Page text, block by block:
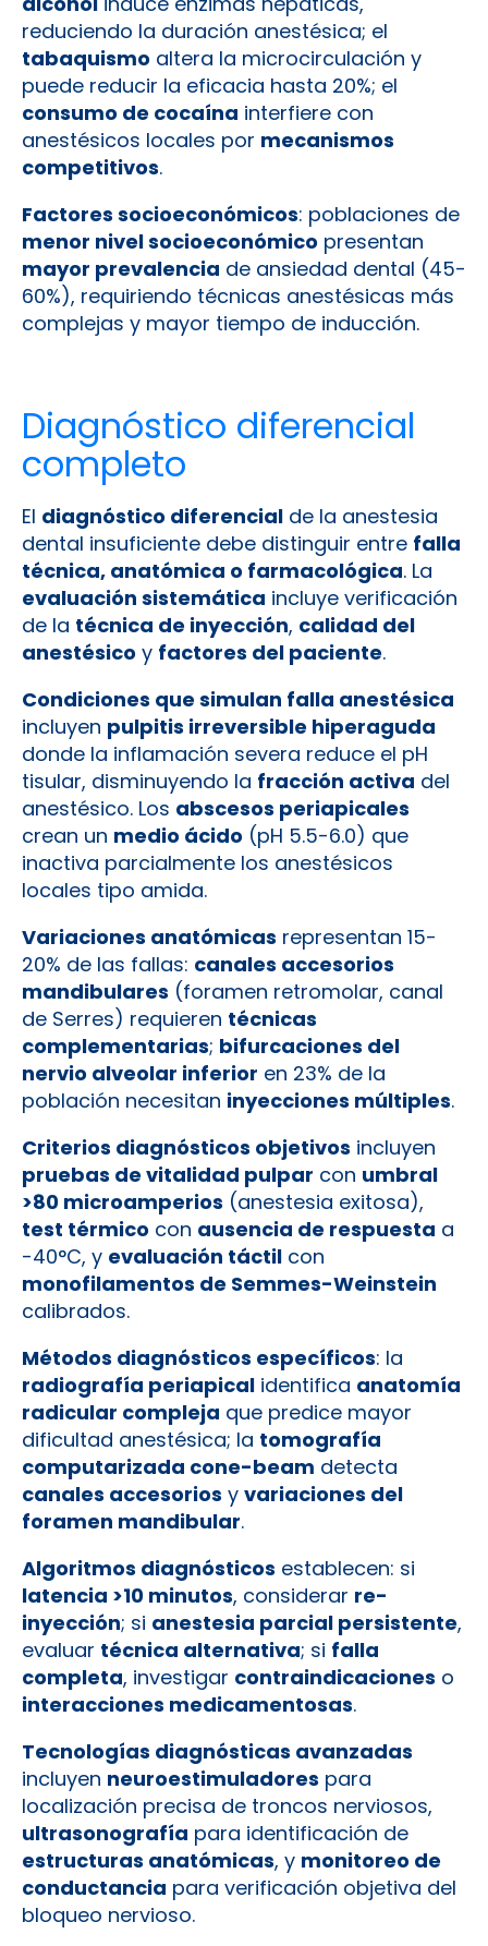
reduciendo la duración anestésica; el
tabaquismo altera la microcirculación y
puede reducir la eficacia hasta 20%; el
consumo de cocaína interfiere con
anestésicos locales por mecanismos
competitivos.
Factores socioeconómicos: poblaciones de
menor nivel socioeconómico presentan
mayor prevalencia de ansiedad dental (45-
60%), requiriendo técnicas anestésicas más
complejas y mayor tiempo de inducción.
Diagnóstico diferencial
completo
El diagnóstico diferencial de la anestesia
dental insuficiente debe distinguir entre falla
técnica, anatómica o farmacológica. La
evaluación sistemática incluye verificación
de la técnica de inyección, calidad del
anestésico y factores del paciente.
Condiciones que simulan falla anestésica
incluyen pulpitis irreversible hiperaguda
donde la inflamación severa reduce el pH
tisular, disminuyendo la fracción activa del
anestésico. Los abscesos periapicales
crean un medio ácido (pH 5.5-6.0) que
inactiva parcialmente los anestésicos
locales tipo amida.
Variaciones anatómicas representan 15-
20% de las fallas: canales accesorios
mandibulares (foramen retromolar, canal
de Serres) requieren técnicas
complementarias; bifurcaciones del
nervio alveolar inferior en 23% de la
población necesitan inyecciones múltiples.
Criterios diagnósticos objetivos incluyen
pruebas de vitalidad pulpar con umbral
>80 microamperios (anestesia exitosa),
test térmico con ausencia de respuesta a
-40°C, y evaluación táctil con
monofilamentos de Semmes-Weinstein
calibrados.
Métodos diagnósticos específicos: la
radiografía periapical identifica anatomía
radicular compleja que predice mayor
dificultad anestésica; la tomografía
computarizada cone-beam detecta
canales accesorios y variaciones del
foramen mandibular.
Algoritmos diagnósticos establecen: si
latencia >10 minutos, considerar re-
inyección; si anestesia parcial persistente,
evaluar técnica alternativa; si falla
completa, investigar contraindicaciones o
interacciones medicamentosas.
Tecnologías diagnósticas avanzadas
incluyen neuroestimuladores para
localización precisa de troncos nerviosos,
ultrasonografía para identificación de
estructuras anatómicas, y monitoreo de
conductancia para verificación objetiva del
bloqueo nervioso.